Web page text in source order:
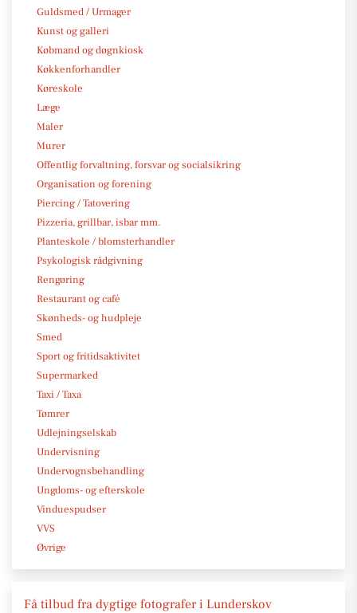
Guldsmed / Urmager
Kunst og galleri
Købmand og døgnkiosk
Køkkenforhandler
Køreskole
Læge
Maler
Murer
Offentlig forvaltning, forsvar og socialsikring
Organisation og forening
Piercing / Tatovering
Pizzeria, grillbar, isbar mm.
Planteskole / blomsterhandler
Psykologisk rådgivning
Rengøring
Restaurant og café
Skønheds- og hudpleje
Smed
Sport og fritidsaktivitet
Supermarked
Taxi / Taxa
Tømrer
Udlejningselskab
Undervisning
Undervognsbehandling
Ungdoms- og efterskole
Vinduespudser
VVS
Øvrige
Få tilbud fra dygtige fotografer i Lunderskov